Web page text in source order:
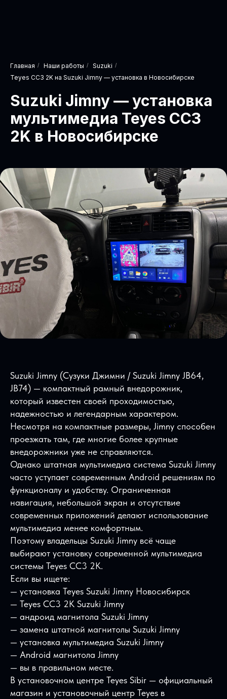
Главная / Наши работы / Suzuki /
Teyes CC3 2K на Suzuki Jimny — установка в Новосибирске
Suzuki Jimny — установка
мультимедиа Teyes CC3
2K в Новосибирске
Suzuki Jimny (Сузуки Джимни / Suzuki Jimny JB64,
JB74) — компактный рамный внедорожник,
который известен своей проходимостью,
надежностью и легендарным характером.
Несмотря на компактные размеры, Jimny способен
проезжать там, где многие более крупные
внедорожники уже не справляются.
Однако штатная мультимедиа система Suzuki Jimny
часто уступает современным Android решениям по
функционалу и удобству. Ограниченная
навигация, небольшой экран и отсутствие
современных приложений делают использование
мультимедиа менее комфортным.
Поэтому владельцы Suzuki Jimny всё чаще
выбирают установку современной мультимедиа
системы Teyes CC3 2K.
Если вы ищете:
— установка Teyes Suzuki Jimny Новосибирск
— Teyes CC3 2K Suzuki Jimny
— андроид магнитола Suzuki Jimny
— замена штатной магнитолы Suzuki Jimny
— установка мультимедиа Suzuki Jimny
— Android магнитола Jimny
— вы в правильном месте.
В установочном центре Teyes Sibir — официальный
магазин и установочный центр Teyes в